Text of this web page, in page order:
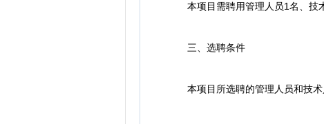
本项目需聘用管理人员1名、技术
三、选聘条件
本项目所选聘的管理人员和技术